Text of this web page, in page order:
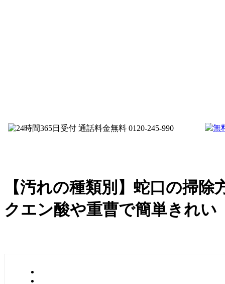
【汚れの種類別】蛇口の掃除
クエン酸や重曹で簡単きれい